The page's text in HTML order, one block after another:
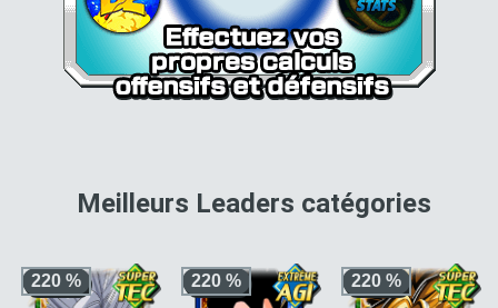
Meilleurs Leaders catégoriespour
220 % 220 % 220 %